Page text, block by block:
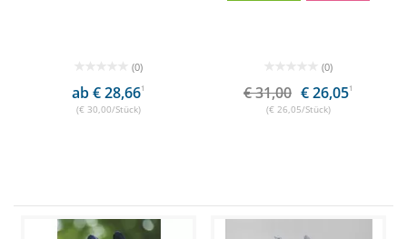
(0)
ab € 28,661
(€ 30,00/Stück)
(0)
€ 31,00 € 26,051
(€ 26,05/Stück)